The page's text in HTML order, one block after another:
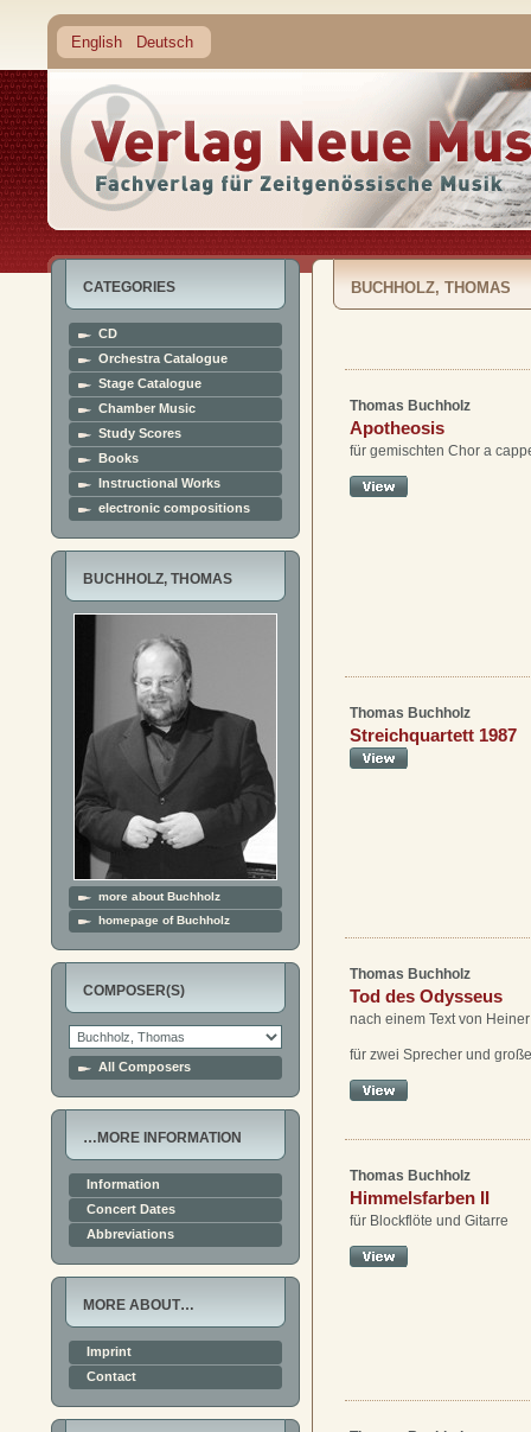
English Deutsch
CATEGORIES
CD
Orchestra Catalogue
Stage Catalogue
Chamber Music
Study Scores
Books
Instructional Works
electronic compositions
BUCHHOLZ, THOMAS
more about Buchholz
homepage of Buchholz
COMPOSER(S)
All Composers
…MORE INFORMATION
Information
Concert Dates
Abbreviations
MORE ABOUT…
Imprint
Contact
BUCHHOLZ, THOMAS
Thomas Buchholz
Apotheosis
für gemischten Chor a
Thomas Buchholz
Streichquartett 1987
Thomas Buchholz
Tod des Odysseus
nach einem Text von
für zwei Sprecher und
Thomas Buchholz
Himmelsfarben II
für Blockflöte und Gitarre